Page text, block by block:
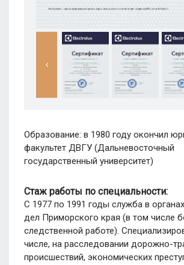
Образование: в 1980 году окончил
факультет ДВГУ (Дальневосточный
государственный университет)
Стаж работы по специальности:
С 1977 по 1991 годы служба в
дел Приморского края (в том числе
следственной работе).
числе, на расследовании дорожно-
происшествий, экономических